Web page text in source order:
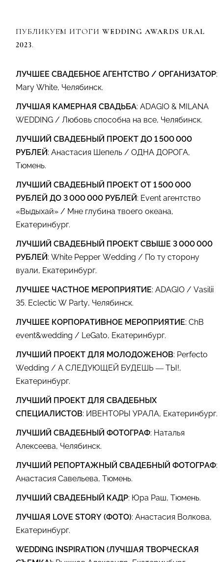
ПУБЛИКУЕМ ИТОГИ WEDDING AWARDS URAL
2023.
ЛУЧШЕЕ СВАДЕБНОЕ АГЕНТСТВО / ОРГАНИЗАТОР:
Mary White, Челябинск.
ЛУЧШАЯ КАМЕРНАЯ СВАДЬБА: ADAGIO & MILANA
WEDDING / Любовь способна на все, Челябинск.
ЛУЧШИЙ СВАДЕБНЫЙ ПРОЕКТ ДО 1 500 000
РУБЛЕЙ: Анастасия Шепель / ОДНА ДОРОГА,
Тюмень.
ЛУЧШИЙ СВАДЕБНЫЙ ПРОЕКТ ОТ 1 500 000
РУБЛЕЙ ДО 3 000 000 РУБЛЕЙ: Event агентство
«Выдыхай» / Мне глубина твоего океана,
Екатеринбург.
ЛУЧШИЙ СВАДЕБНЫЙ ПРОЕКТ СВЫШЕ 3 000 000
РУБЛЕЙ: White Pepper Wedding / По ту сторону
вуали, Екатеринбург.
ЛУЧШЕЕ ЧАСТНОЕ МЕРОПРИЯТИЕ: ADAGIO / Vasilii
35. Eclectic W Party, Челябинск.
ЛУЧШЕЕ КОРПОРАТИВНОЕ МЕРОПРИЯТИЕ: ChB
event&wedding / LeGato, Екатеринбург.
ЛУЧШИЙ ПРОЕКТ ДЛЯ МОЛОДОЖЕНОВ: Perfecto
Wedding / А СЛЕДУЮЩЕЙ БУДЕШЬ — ТЫ!,
Екатеринбург.
ЛУЧШИЙ ПРОЕКТ ДЛЯ СВАДЕБНЫХ
СПЕЦИАЛИСТОВ: ИВЕНТОРЫ УРАЛА, Екатеринбург.
ЛУЧШИЙ СВАДЕБНЫЙ ФОТОГРАФ: Наталья
Алексеева, Челябинск.
ЛУЧШИЙ РЕПОРТАЖНЫЙ СВАДЕБНЫЙ ФОТОГРАФ:
Анастасия Савельева, Тюмень.
ЛУЧШИЙ СВАДЕБНЫЙ КАДР: Юра Раш, Тюмень.
ЛУЧШАЯ LOVE STORY (ФОТО): Анастасия Волкова,
Екатеринбург.
WEDDING INSPIRATION (ЛУЧШАЯ ТВОРЧЕСКАЯ